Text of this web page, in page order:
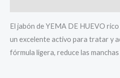
El jabón de YEMA DE HUEVO
un excelente activo para tratar y
fórmula ligera, reduce las